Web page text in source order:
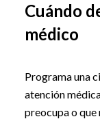
Cuándo
médico
Programa una
atención
preocupa o que